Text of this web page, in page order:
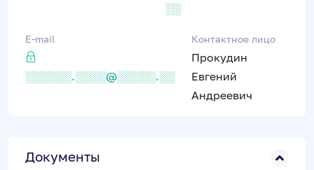
░░
E-mail
░░░░░░.░░░░@░░░░░.░░
Контактное лицо
Прокудин
Евгений
Андреевич
Документы